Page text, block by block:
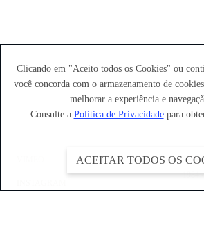
©
1984
Clicando em "Aceito todos os Cookies" ou
você concorda com o armazenamento de
melhorar a experiência e
Consulte a Política de Privacidadepara
ACEITAR TODOS OS